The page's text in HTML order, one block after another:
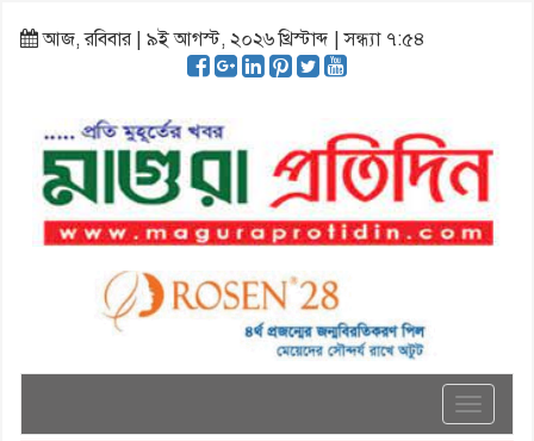
আজ, রবিবার | ৯ই আগস্ট, ২০২৬ খ্রিস্টাব্দ | সন্ধ্যা ৭:৫৪
Toggle